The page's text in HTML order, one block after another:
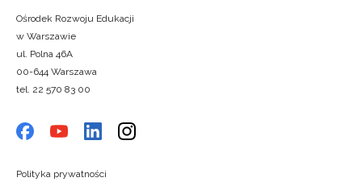
Ośrodek Rozwoju Edukacji
w Warszawie
ul. Polna 46A
00-644 Warszawa
tel. 22 570 83 00
Polityka prywatności